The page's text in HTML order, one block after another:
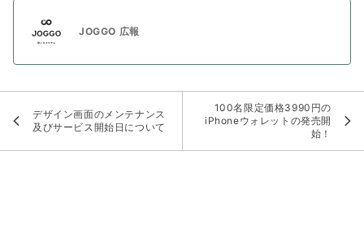
JOGGO 広報
デザイン画面のメンテナンス
及びサービス開始日について
100名限定価格3990円の
iPhoneウォレットの発売開
始！